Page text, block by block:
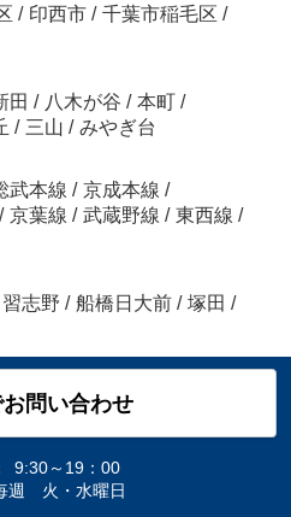
/ 印西市 / 千葉市稲毛区 /
田 / 八木が谷 / 本町 /
/ 三山 / みやぎ台
武本線 / 京成本線 /
/ 京葉線 / 武蔵野線 / 東西線 /
習志野 / 船橋日大前 / 塚田 /
問い合わせ
9:30～19：00
週 火・水曜日